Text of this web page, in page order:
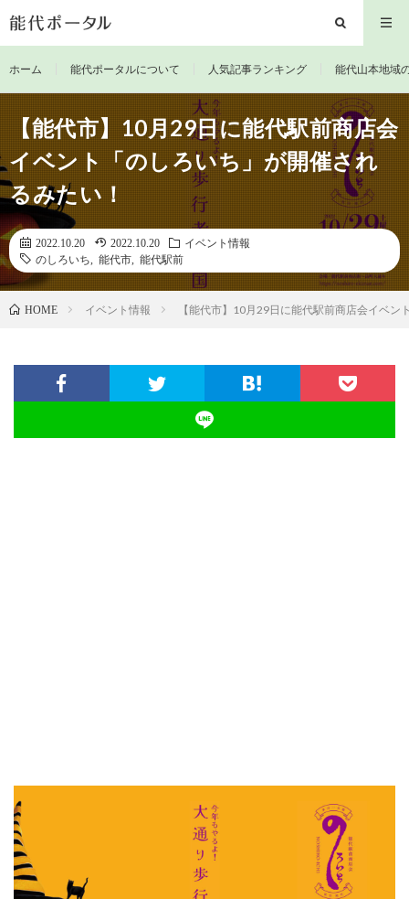
ホーム 能代ポータルについて 人気記事ランキング 能代山本地域
【能代市】10月29日に能代駅前商店会
イベント「のしろいち」が開催され
るみたい！
2022.10.20 2022.10.20
イベント情報
のしろいち
能代市 能代駅前
HOME イベント情報 【能代市】10月29日に能代駅前商店会イベ